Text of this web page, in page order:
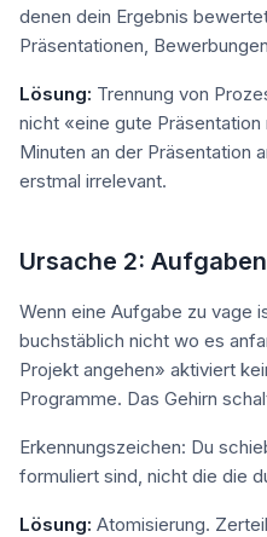
denen dein Ergebnis
Präsentationen,
Lösung: Trennung von
nicht «eine gute
Minuten an der Präsentation
erstmal irrelevant.
Ursache 2:
Wenn eine Aufgabe zu vage
buchstäblich nicht wo es
Projekt angehen» aktiviert
Programme. Das Gehirn
Erkennungszeichen: Du
formuliert sind, nicht die die
Lösung: Atomisierung.